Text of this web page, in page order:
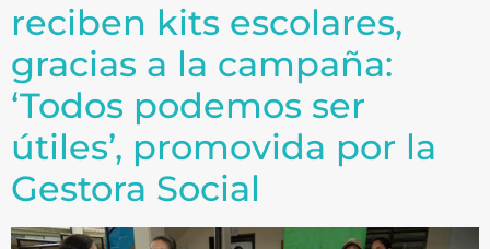
reciben kits escolares,
gracias a la campaña:
‘Todos podemos ser
útiles’, promovida por la
Gestora Social